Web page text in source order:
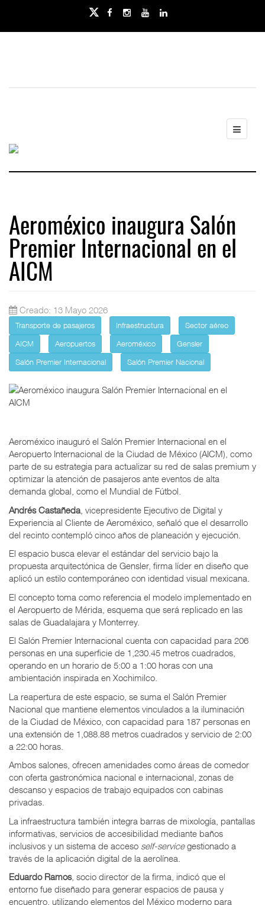
Aeroméxico inaugura Salón
Premier Internacional en el
AICM
Creado: 13 Mayo 2026
Transporte de pasajeros Infraestructura
Sector aéreo
AICM
Aeropuertos Aeroméxico
Gensler
Salón Premier Internacional
Salón Premier Nacional
Aeroméxico inauguró el Salón Premier Internacional en el
Aeropuerto Internacional de la Ciudad de México (AICM), como
parte de su estrategia para actualizar su red de salas premium y
optimizar la atención de pasajeros ante eventos de alta
demanda global, como el Mundial de Fútbol.
Andrés Castañeda , vicepresidente Ejecutivo de Digital y
Experiencia al Cliente de Aeroméxico, señaló que el desarrollo
del recinto contempló cinco años de planeación y ejecución.
El espacio busca elevar el estándar del servicio bajo la
propuesta arquitectónica de Gensler, firma líder en diseño que
aplicó un estilo contemporáneo con identidad visual mexicana.
El concepto toma como referencia el modelo implementado en
el Aeropuerto de Mérida, esquema que será replicado en las
salas de Guadalajara y Monterrey.
El Salón Premier Internacional cuenta con capacidad para 206
personas en una superficie de 1,230.45 metros cuadrados,
operando en un horario de 5:00 a 1:00 horas con una
ambientación inspirada en Xochimilco.
La reapertura de este espacio, se suma el Salón Premier
Nacional que mantiene elementos vinculados a la iluminación
de la Ciudad de México, con capacidad para 187 personas en
una extensión de 1,088.88 metros cuadrados y servicio de 2:00
a 22:00 horas.
Ambos salones, ofrecen amenidades como áreas de comedor
con oferta gastronómica nacional e internacional, zonas de
descanso y espacios de trabajo equipados con cabinas
privadas.
La infraestructura también integra barras de mixología, pantallas
informativas, servicios de accesibilidad mediante baños
inclusivos y un sistema de acceso self-servicegestionado a
través de la aplicación digital de la aerolínea.
Eduardo Ramos, socio director de la firma, indicó que el
entorno fue diseñado para generar espacios de pausa y
encuentro, utilizando elementos del México moderno para